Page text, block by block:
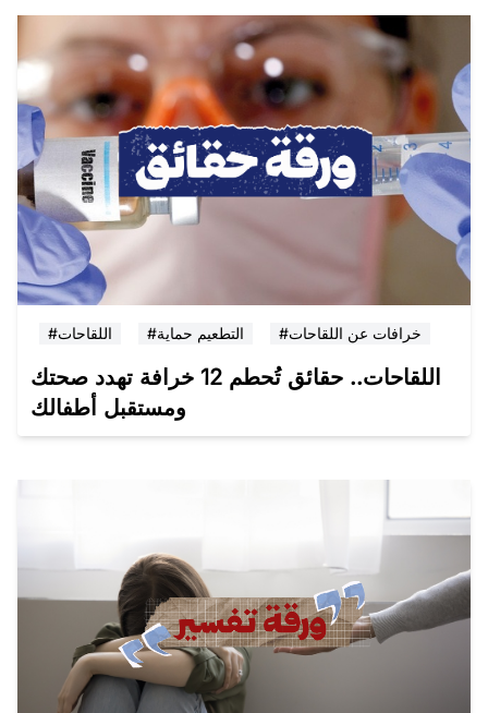
#اللقاحات #التطعيم حماية #خرافات عن اللقاحات
اللقاحات.. حقائق تُحطم 12 خرافة تهدد صحتك
ومستقبل أطفالك